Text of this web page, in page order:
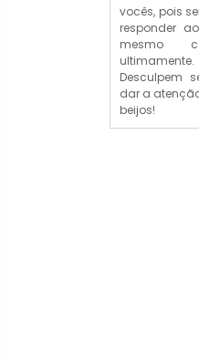
vocês, pois
responder
mesmo
ultimamente.
Desculpem
dar a
beijos!